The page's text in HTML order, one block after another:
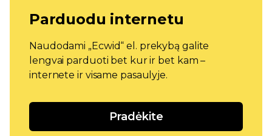
Parduodu internetu
Naudodami „Ecwid“ el. prekybą galite
lengvai parduoti bet kur ir bet kam –
internete ir visame pasaulyje.
Pradėkite